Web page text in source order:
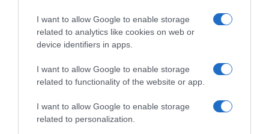
I want to allow Google to enable storage
related to analytics like cookies on web or
device identifiers in apps.
I want to allow Google to enable storage
related to functionality of the website or app.
I want to allow Google to enable storage
related to personalization.
πολιτιστική και πολιτική γέφυρα με την Ελλάδα
και θέτει υπό αμφισβήτηση τη συνέπεια
αξιών και την εφαρμογή τους στην πράξη.
Ιδιαίτερα προβληματικό είναι το γεγονός ότι
καταργείται μια γλώσσα με τεράστια ιστορική,